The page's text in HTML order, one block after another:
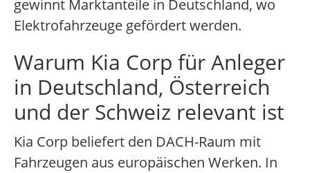
gewinnt Marktanteile in Deutschland, wo
Elektrofahrzeuge gefördert werden.
Warum Kia Corp für Anleger
in Deutschland, Österreich
und der Schweiz relevant ist
Kia Corp beliefert den DACH-Raum mit
Fahrzeugen aus europäischen Werken. In